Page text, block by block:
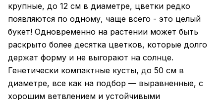
крупные, до 12 см в диаметре, цветки редко
появляются по одному, чаще всего - это целый
букет! Одновременно на растении может быть
раскрыто более десятка цветков, которые долго
держат форму и не выгорают на солнце.
Генетически компактные кусты, до 50 см в
диаметре, все как на подбор — выравненные, с
хорошим ветвлением и устойчивыми